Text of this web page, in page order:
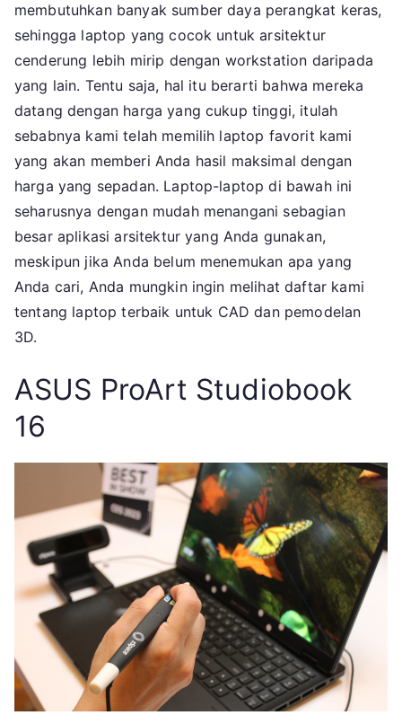
Terbaik
Arsitek
Atau
membutuhkan banyak sumber daya perangkat keras,
sehingga laptop yang cocok untuk arsitektur
cenderung lebih mirip dengan workstation daripada
yang lain. Tentu saja, hal itu berarti bahwa mereka
datang dengan harga yang cukup tinggi, itulah
sebabnya kami telah memilih laptop favorit kami
yang akan memberi Anda hasil maksimal dengan
harga yang sepadan. Laptop-laptop di bawah ini
seharusnya dengan mudah menangani sebagian
besar aplikasi arsitektur yang Anda gunakan,
meskipun jika Anda belum menemukan apa yang
Anda cari, Anda mungkin ingin melihat daftar kami
tentang laptop terbaik untuk CAD dan pemodelan
3D.
ASUS ProArt Studiobook
16